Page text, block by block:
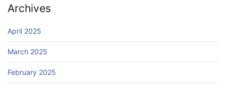
Archives
April 2025
March 2025
February 2025